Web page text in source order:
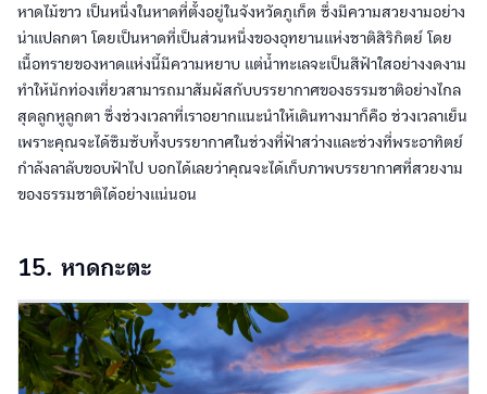
หาดไม้ขาว เป็นหนึ่งในหาดที่ตั้งอยู่ในจังหวัดภูเก็ต ซึ่งมีความสวยงามอย่าง
น่าแปลกตา โดยเป็นหาดที่เป็นส่วนหนึ่งของอุทยานแห่งชาติสิริกิตย์ โดย
เนื้อทรายของหาดแห่งนี้มีความหยาบ แต่น้ำทะเลจะเป็นสีฟ้าใสอย่างงดงาม
ทำให้นักท่องเที่ยวสามารถมาสัมผัสกับบรรยากาศของธรรมชาติอย่างไกล
สุดลูกหูลูกตา ซึ่งช่วงเวลาที่เราอยากแนะนำให้เดินทางมาก็คือ ช่วงเวลาเย็น
เพราะคุณจะได้ซึมซับทั้งบรรยากาศในช่วงที่ฟ้าสว่างและช่วงที่พระอาทิตย์
กำลังลาลับขอบฟ้าไป บอกได้เลยว่าคุณจะได้เก็บภาพบรรยากาศที่สวยงาม
ของธรรมชาติได้อย่างแน่นอน
15. หาดกะตะ